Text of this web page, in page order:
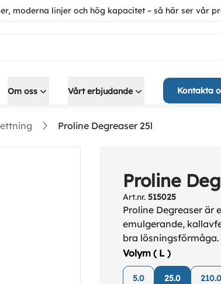
moderna linjer och hög kapacitet – så här ser vår
Om oss Vårt erbjudande Kontakta
Proline Degreaser 25l
Proline
Art.nr. 515025
Proline Degreaser är
emulgerande,
bra lösningsförmåga.
Volym ( L )
5.0 25.0 210.0